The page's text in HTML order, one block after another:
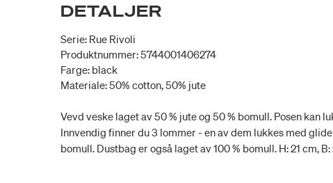
DETALJER
Serie: Rue Rivoli
Produktnummer: 5744001406274
Farge: black
Materiale: 50% cotton, 50% jute
Vevd veske laget av 50 % jute og 50 % bomull. Posen kan
Innvendig finner du 3 lommer - en av dem lukkes med
bomull. Dustbag er også laget av 100 % bomull. H: 21 cm, B: